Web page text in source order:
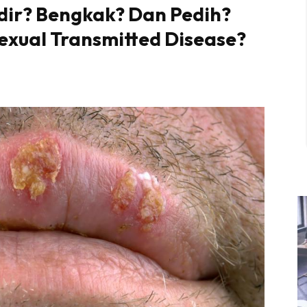
Bengkak? Dan Pedih?
Transmitted Disease?